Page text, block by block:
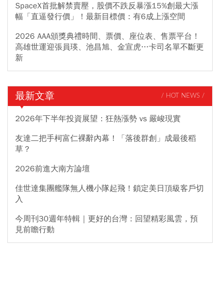
SpaceX首批解禁賣壓，股價不跌反暴漲15%創最大漲
幅「直逼發行價」！最新目標價：有6成上漲空間
2026 AAA頒獎典禮時間、票價、座位表、售票平台！
高雄世運迎張員瑛、池昌旭、金宣虎…卡司名單不斷更
新
最新文章 / HOT NEWS /
2026年下半年投資展望：狂熱漲勢 vs 嚴峻現實
友達二把手柯富仁裸辭內幕！「落後群創」成最後稻
草？
2026前進大南方論壇
佳世達集團艦隊無人機小隊起飛！鎖定美日頂級客戶切
入
今周刊30週年特輯｜更好的台灣：回望精彩風雲，預
見前瞻行動